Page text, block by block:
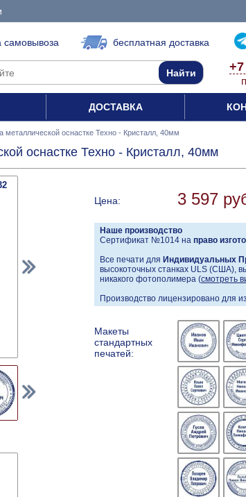
самовывоза бесплатная доставка
ДОСТАВКА
металлической оснастке Техно - Кристалл, 40мм
оснастке Техно - Кристалл, 40мм
Цена: 3 597
Наше производство
Сертификат №1014 на право
Все печати для Индивидуальных
высокоточных станках ULS (США),
никакого фотополимера (смотреть
Производство лицензировано для
Макеты
стандартных
печатей: